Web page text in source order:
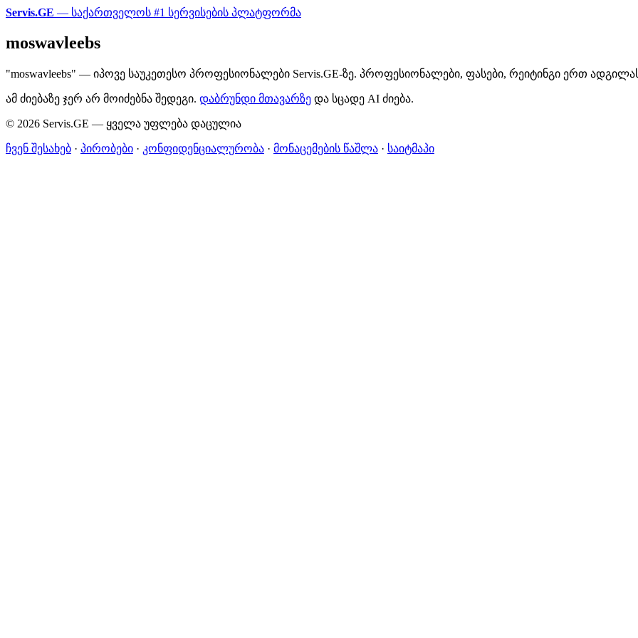
Servis.GE — საქართველოს #1 სერვისების პლატფორმა
moswavleebs
"moswavleebs" — იპოვე საუკეთესო პროფესიონალები Servis.GE-ზე. პროფესიონალები, ფასები, რეიტინგი ერთ
ამ ძიებაზე ჯერ არ მოიძებნა შედეგი. დაბრუნდი მთავარზე და სცადე AI ძიება.
© 2026 Servis.GE — ყველა უფლება დაცულია
ჩვენ შესახებ · პირობები · კონფიდენციალურობა · მონაცემების წაშლა · საიტმაპი